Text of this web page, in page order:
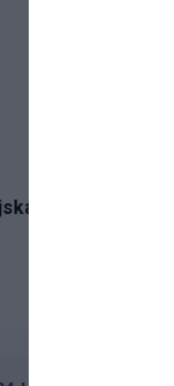
Streda /